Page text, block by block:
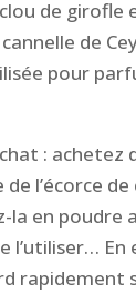
de girofle
de
pour
: achetez
l’écorce
la en poudre
l’utiliser… En
rapidement